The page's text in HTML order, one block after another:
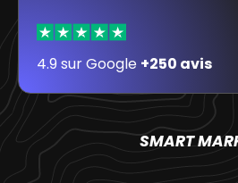
4.9 sur Google +250 avis
SMART